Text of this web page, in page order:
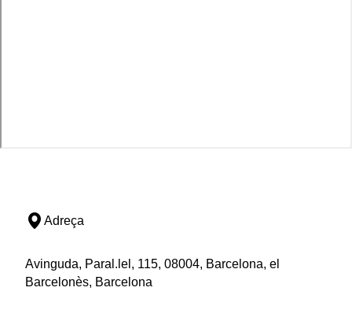
Adreça
Avinguda, Paral.lel, 115, 08004, Barcelona, el
Barcelonès, Barcelona